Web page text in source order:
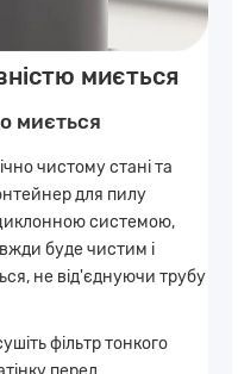
миється
миється
чистому стані та
для пилу
системою,
буде чистим і
не від'єднуючи трубу
фільтр тонкого